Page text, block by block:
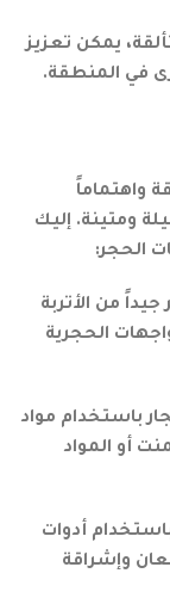
يمكن تعزيز
في المنطقة.
واهتماماً
ومتينة. إليك
الحجر:
من الأتربة
الحجرية
باستخدام مواد
أو المواد
أدوات
وإشراقة